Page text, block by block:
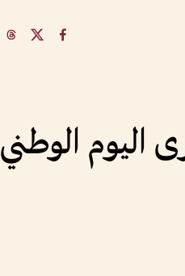
اليوم الوطني